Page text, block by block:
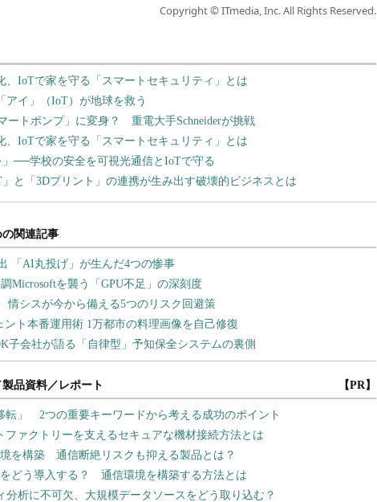
Copyright © ITmedia, Inc. All Rights Reserved.
、IoTで家を守る「スマートセキュリティ」とは
アイ」（IoT）が地球を救う
ートポンプ」に変身？ 重電大手Schneiderが挑戦
、IoTで家を守る「スマートセキュリティ」とは
」──学校の安全を可視光通信とIoTで守る
と「3Dプリント」の連携が生み出す破壊的ビジネスとは
品資料／レポート 【PR】
転」 2つの重要キーワードから考える成功のポイント
ファクトリーを支えるセキュアな機材接続方法とは
を構築 通信断絶リスクも抑える製品とは？
どう導入する？ 通信環境を構築する方法とは
析に不可欠、大規模データソースをどう取り込む？